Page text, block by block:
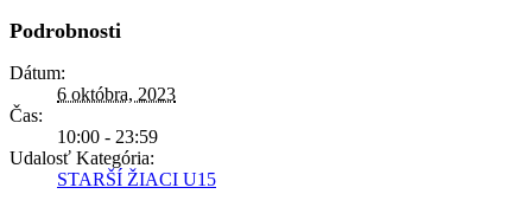
Podrobnosti
Dátum:
6 októbra, 2023
Čas:
10:00 - 23:59
Udalosť Kategória:
STARŠÍ ŽIACI U15